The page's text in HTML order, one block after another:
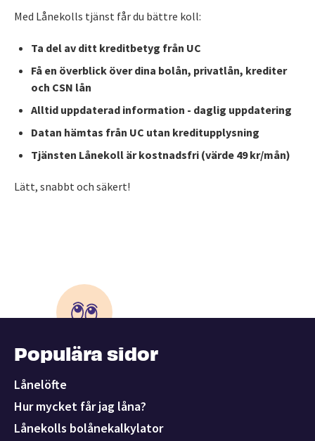
Med Lånekolls tjänst får du bättre koll:
Ta del av ditt kreditbetyg från UC
Få en överblick över dina bolån, privatlån, krediter
och CSN lån
Alltid uppdaterad information - daglig uppdatering
Datan hämtas från UC utan kreditupplysning
Tjänsten Lånekoll är kostnadsfri (värde 49 kr/mån)
Lätt, snabbt och säkert!
Populära sidor
Lånelöfte
Hur mycket får jag låna?
Lånekolls bolånekalkylator